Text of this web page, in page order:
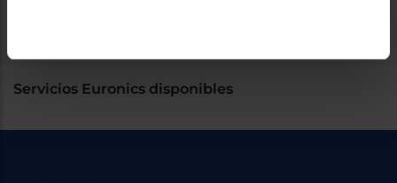
Servicios Euronics disponibles